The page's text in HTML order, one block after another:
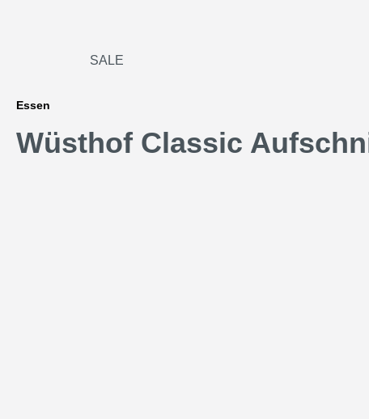
SALE
Essen
Wüsthof Classic